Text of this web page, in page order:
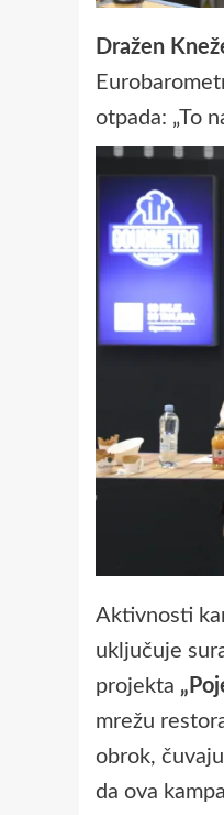
Dražen
otpada: „To
Aktivnosti
uključuje
projekta
mrežu
obrok,
da ova